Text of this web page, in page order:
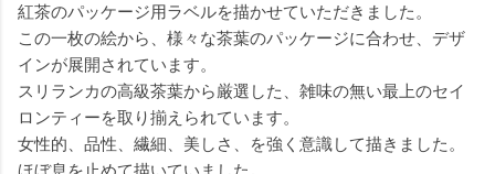
紅茶のパッケージ用ラベルを描かせていただきました。
この一枚の絵から、様々な茶葉のパッケージに合わせ、デザ
インが展開されています。
スリランカの高級茶葉から厳選した、雑味の無い最上のセイ
ロンティーを取り揃えられています。
女性的、品性、繊細、美しさ、を強く意識して描きました。